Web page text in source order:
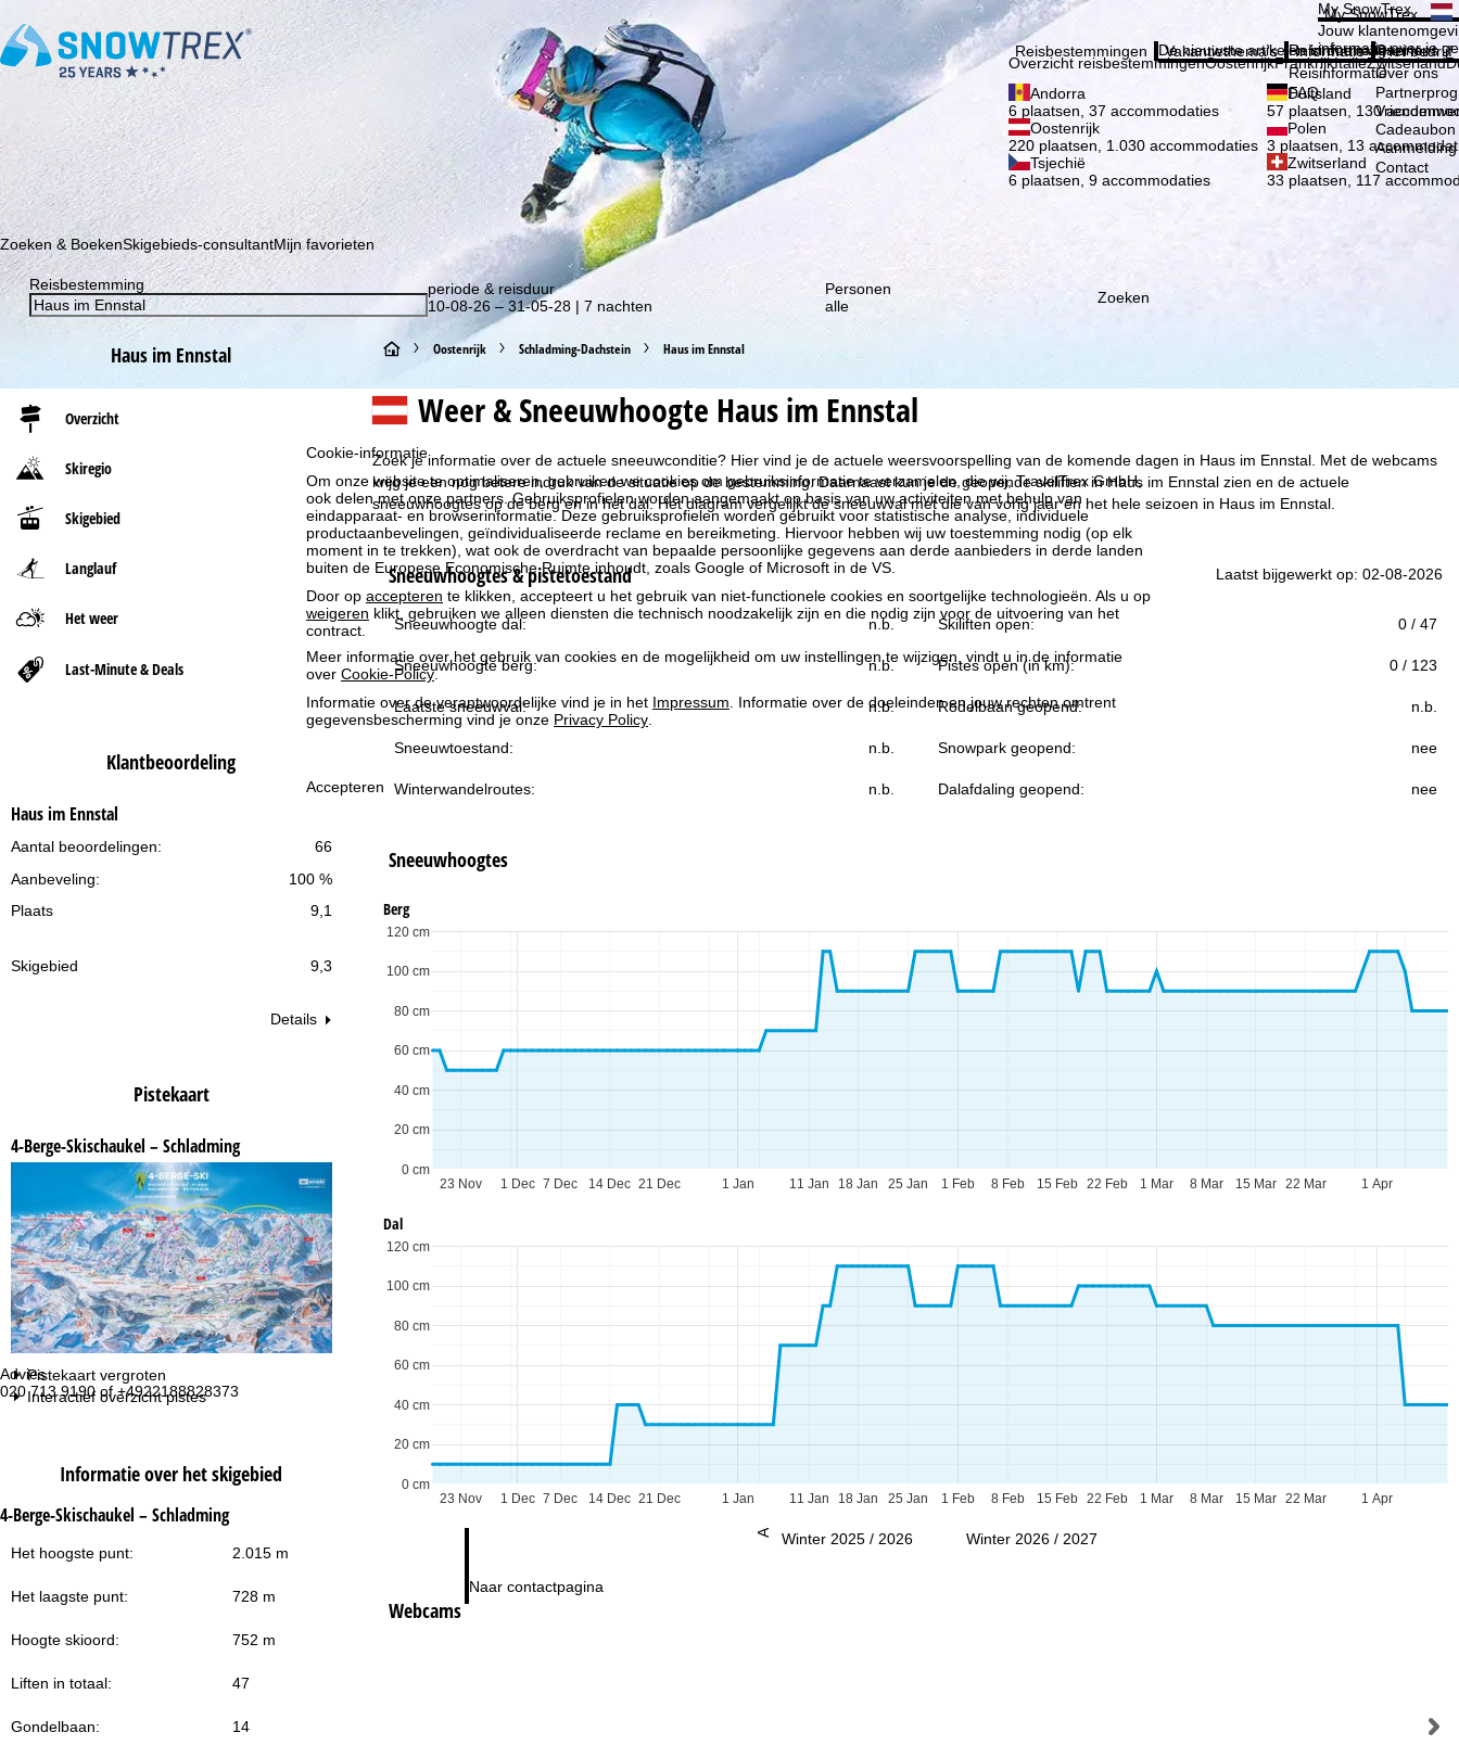
Cookie-informatie
Om onze website te optimaliseren, gebruiken we cookies om gebruiksinformatie te verzamelen, die wij, TravelTrex GmbH,
ook delen met onze partners. Gebruiksprofielen worden aangemaakt op basis van uw activiteiten met behulp van
eindapparaat- en browserinformatie. Deze gebruiksprofielen worden gebruikt voor statistische analyse, individuele
productaanbevelingen, geïndividualiseerde reclame en bereikmeting. Hiervoor hebben wij uw toestemming nodig (op elk
moment in te trekken), wat ook de overdracht van bepaalde persoonlijke gegevens aan derde aanbieders in derde landen
buiten de Europese Economische Ruimte inhoudt, zoals Google of Microsoft in de VS.
Door op accepteren te klikken, accepteert u het gebruik van niet-functionele cookies en soortgelijke technologieën. Als u op
weigeren klikt, gebruiken we alleen diensten die technisch noodzakelijk zijn en die nodig zijn voor de uitvoering van het
contract.
Meer informatie over het gebruik van cookies en de mogelijkheid om uw instellingen te wijzigen, vindt u in de informatie
over Cookie-Policy.
Informatie over de verantwoordelijke vind je in het Impressum. Informatie over de doeleinden en jouw rechten omtrent
gegevensbescherming vind je onze Privacy Policy.
Accepteren
Advies
020 713 9190 of +4922188828373
vr:
09:00-14:00
gesloten
Naar contactpagina
Schrijf je in voor onze nieuwsbrief en wees als eerste op de hoogte van onze kortingsacties!
My SnowTrex
My SnowTrex
Jouw
informatie over je
Reisbestemmingen
Overzicht reisbestemmingenOostenrijkFrankrijkItaliëZwitserland
Andorra
6 plaatsen, 37 accommodaties
Duitsland
57 plaatsen, 130
Oostenrijk
220 plaatsen, 1.030 accommodaties
Polen
3 plaatsen, 13
Tsjechië
6 plaatsen, 9 accommodaties
Zwitserland
33 plaatsen, 117
Vakantiethema's
De nieuwste artikelen in ons magazine
Informatie
Reisinformatie
Reisinformatie
FAQ
Het bedrijf
Over ons
Over ons
Cadeaubon
Contact
Zoeken & BoekenSkigebieds-consultantMijn favorieten
Reisbestemming
periode & reisduur
10-08-26 – 31-05-28 | 7 nachten
Personen
alle
Zoeken
Haus im Ennstal
Overzicht
Skiregio
Skigebied
Langlauf
Het weer
Last-Minute & Deals
Klantbeoordeling
Haus im Ennstal
66
Aantal beoordelingen:
100 %
Aanbeveling:
Plaats
9,1
Skigebied 9,3
Details
Pistekaart
4-Berge-Skischaukel – Schladming
Pistekaart vergroten
Interactief overzicht pistes
Informatie over het skigebied
4-Berge-Skischaukel – Schladming
Het hoogste punt: 2.015 m
Het laagste punt: 728 m
Hoogte skioord: 752 m
Liften in totaal: 47
Gondelbaan: 14
S
t
r
t
p
a
g
i
n
a
Oostenrijk Schladming-Dachstein Haus im Ennstal
Weer & Sneeuwhoogte Haus im Ennstal
Zoek je informatie over de actuele sneeuwconditie? Hier vind je de actuele weersvoorspelling van de komende dagen in Haus im Ennstal. Met de webcams
krijg je een nog betere indruk van de situatie op de bestemming. Daarnaast kun je de geopende skiliften in Haus im Ennstal zien en de actuele
sneeuwhoogtes op de berg en in het dal. Het diagram vergelijkt de sneeuwval met die van vorig jaar en het hele seizoen in Haus im Ennstal.
Sneeuwhoogtes & pistetoestand Laatst bijgewerkt op: 02-08-2026
Sneeuwhoogte dal: n.b. Skiliften open: 0 / 47
Sneeuwhoogte berg: n.b. Pistes open (in km): 0 / 123
Laatste sneeuwval: n.b. Rodelbaan geopend: n.b.
Sneeuwtoestand: n.b. Snowpark geopend: nee
Winterwandelroutes: n.b. Dalafdaling geopend: nee
Sneeuwhoogtes
Berg
1 Dec 1 Jan 1 Feb 1 Mar 1 Apr
23 Nov 7 Dec 14 Dec 21 Dec 11 Jan 18 Jan 25 Jan 8 Feb 15 Feb 22 Feb 8 Mar 15 Mar 22 Mar
0 cm
20 cm
40 cm
60 cm
80 cm
100 cm
120 cm
Dal
1 Dec 1 Jan 1 Feb 1 Mar 1 Apr
23 Nov 7 Dec 14 Dec 21 Dec 11 Jan 18 Jan 25 Jan 8 Feb 15 Feb 22 Feb 8 Mar 15 Mar 22 Mar
0 cm
20 cm
40 cm
60 cm
80 cm
100 cm
120 cm
Winter 2025 / 2026 Winter 2026 / 2027
Webcams